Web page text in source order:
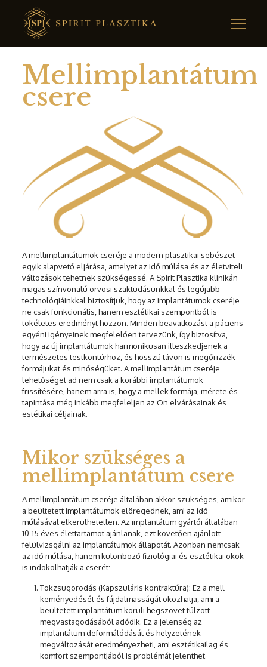
Mellimplantátum
csere
A mellimplantátumok cseréje a modern plasztikai sebészet
egyik alapvető eljárása, amelyet az idő múlása és az életviteli
változások tehetnek szükségessé. A Spirit Plasztika klinikán
magas színvonalú orvosi szaktudásunkkal és legújabb
technológiáinkkal biztosítjuk, hogy az implantátumok cseréje
ne csak funkcionális, hanem esztétikai szempontból is
tökéletes eredményt hozzon. Minden beavatkozást a páciens
egyéni igényeinek megfelelően tervezünk, így biztosítva,
hogy az új implantátumok harmonikusan illeszkedjenek a
természetes testkontúrhoz, és hosszú távon is megőrizzék
formájukat és minőségüket. A mellimplantátum cseréje
lehetőséget ad nem csak a korábbi implantátumok
frissítésére, hanem arra is, hogy a mellek formája, mérete és
tapintása még inkább megfeleljen az Ön elvárásainak és
estétikai céljainak.
Mikor szükséges a
mellimplantátum csere
A mellimplantátum cseréje általában akkor szükséges, amikor
a beültetett implantátumok elöregednek, ami az idő
múlásával elkerülhetetlen. Az implantátum gyártói általában
10-15 éves élettartamot ajánlanak, ezt követően ajánlott
felülvizsgálni az implantátumok állapotát. Azonban nemcsak
az idő múlása, hanem különböző fiziológiai és esztétikai okok
is indokolhatják a cserét:
Tokzsugorodás (Kapszuláris kontraktúra): Ez a mell
keményedését és fájdalmasságát okozhatja, ami a
beültetett implantátum körüli hegszövet túlzott
megvastagodásából adódik. Ez a jelenség az
implantátum deformálódását és helyzetének
megváltozását eredményezheti, ami esztétikailag és
komfort szempontjából is problémát jelenthet.